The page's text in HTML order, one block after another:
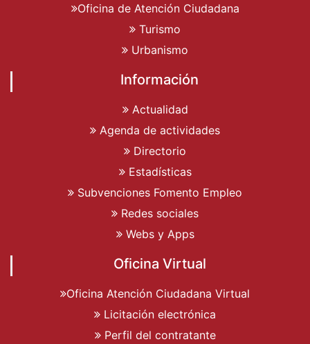
Oficina de Atención Ciudadana
Turismo
Urbanismo
Información
Actualidad
Agenda de actividades
Directorio
Estadísticas
Subvenciones Fomento Empleo
Redes sociales
Webs y Apps
Oficina Virtual
Oficina Atención Ciudadana Virtual
Licitación electrónica
Perfil del contratante